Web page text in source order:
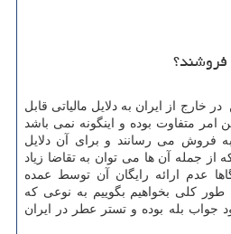
فروشند؟
خارج از ایران به دلایل مالیاتی قابل
امر متفاوت بوده و اینگونه نمی باشد
فروش می رسانند و برای آن دلایل
از جمله آن ها می توان به تقاضا زیاد
عدم ارائه رایگان آن توسط عمده
کلی بخواهیم بگوییم به نوعی که
بله بوده و تستر عطر در ایران